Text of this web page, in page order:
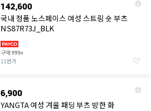
142,600
국내 정품 노스페이스 여성 스트링 숏 부츠
NS87R73J_BLK
구매999+
11번가
6,900
YANGTA 여성 겨울 패딩 부츠 방한 화